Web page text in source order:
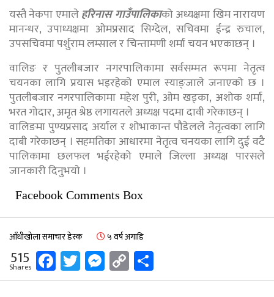
यस्तै नेकपा एमालेहरिनास गाउँपालिकाको अध्यक्षमा खिम नारायण
मानन्धर, उपाध्यक्षमा ओमप्रसाद सिग्देल, सचिवमा ईन्द्र रुचाल,
उपसचिवमा पर्शुराम लम्साल र चिन्तामणी शर्मा चयन भएकाछन् ।
वालिङ र पुतलीबजार नगरपालिकामा सर्वसम्मत रूपमा नेतृत्व
चयनका लागि प्रयास भइरहेको एमाल स्याङ्जाले जनाएको छ ।
पुतलीबजार नगरपालिकामा महेश पुरी, ओम खड्का, अशोक शर्मा,
भरत गोदार, अमृत श्रेष्ठ लगायतले अध्यक्ष पदमा दावी गरेकाछन् ।
वालिङमा पुण्यप्रसाद अर्याल र शोभाकान्त पौडेलले नेतृत्वका लागि
दाबी गरेकाछन् । सहमतिका आधारमा नेतृत्व चनयका लागि दुई वटै
पालिकामा छलफल भईरहेको एमाले जिल्ला अध्यक्ष पारसले
जानकारी दिनुभयाे ।
Facebook Comments Box
आँधीखोला समाचार डेस्क ५ वर्ष अगाडि
515
Shares Facebook
Twitter
Messenger
Copy
Link